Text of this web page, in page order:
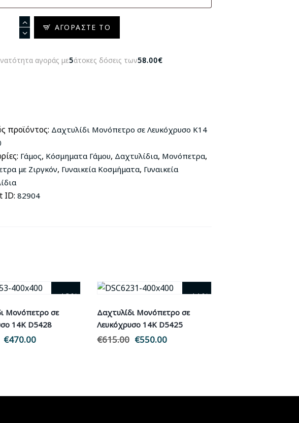
ΑΓΟΡΆΣΤΕ ΤΟ
αγοράς με5άτοκες δόσεις των58.00€
προϊόντος: Δαχτυλίδι Μονόπετρο σε Λευκόχρυσο Κ14
Γάμος, Κόσμηματα Γάμου, Δαχτυλίδια, Μονόπετρα,
με Ζιργκόν, Γυναικεία Κοσμήματα, Γυναικεία
ID: 82904
- 12%
Μονόπετρο σε
14Κ D5428
Original
€470.00
- 11%
Δαχτυλίδι Μονόπετρο σε
Λευκόχρυσο 14Κ D5425
€615.00 Original
€550.00